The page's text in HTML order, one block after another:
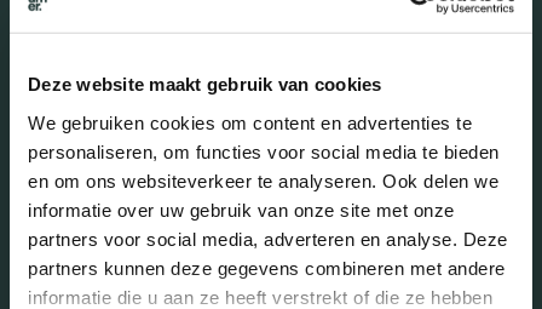
Deze website maakt gebruik van cookies
We gebruiken cookies om content en advertenties te
personaliseren, om functies voor social media te bieden
en om ons websiteverkeer te analyseren. Ook delen we
informatie over uw gebruik van onze site met onze
partners voor social media, adverteren en analyse. Deze
partners kunnen deze gegevens combineren met andere
informatie die u aan ze heeft verstrekt of die ze hebben
Uitstekend contact met Anja van Ingen ; snelle opvolging
verkopen" van ons huis vanuit het gevoel wat wij hebben
met ons huis, heeft zeer goed gewerkt. Belangrijk is ook de
totstandkoming van de prijs, realistisch en vanuit een
scherp beeld van de doelgroep. Uiteindelijke prijs is
uitstekend en past bij de verwachting van ons. Zeer ervaren
makelaar met uitstekende marktkennis.
Verkoper Sijsjespeergaarde 10